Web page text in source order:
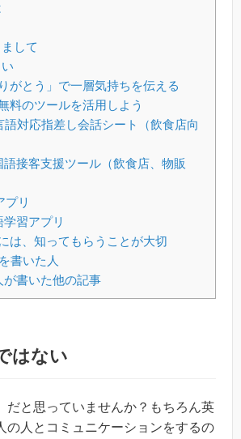
して
がとう」で一層気持ちを伝える
料のツールを活用しよう
語対応指差し会話シート（飲食店向
接客支援ツール（飲食店、物販
プリ
習アプリ
は、知ってもらうことが大切
書いた人
が書いた他の記事
はない
だと思っていませんか？もちろん英
の人とコミュニケーションをするの